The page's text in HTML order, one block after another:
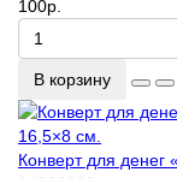
100р.
В корзину
Конверт для денег